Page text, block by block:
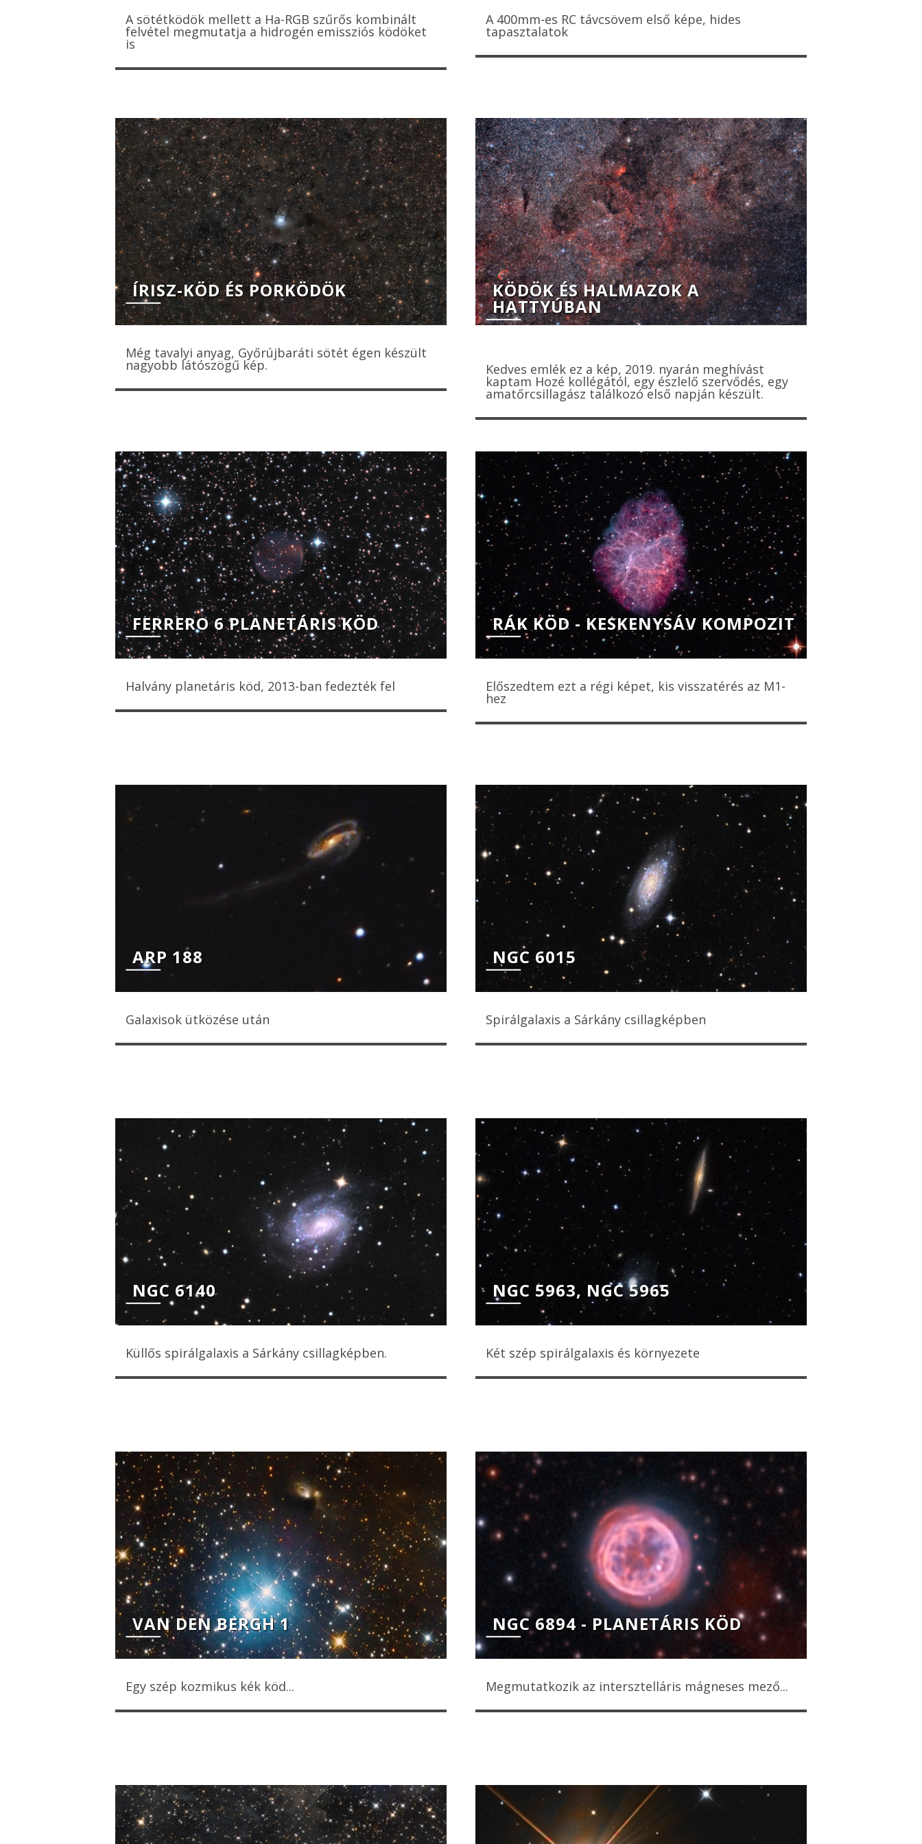
A sötétködök mellett a Ha-RGB szűrős kombinált
felvétel megmutatja a hidrogén emissziós ködöket
is
A 400mm-es RC távcsövem első képe, hides
tapasztalatok
ÍRISZ-KÖD ÉS PORKÖDÖK
Még tavalyi anyag, Győrújbaráti sötét égen készült
nagyobb látószögű kép.
KÖDÖK ÉS HALMAZOK A
HATTYÚBAN
Kedves emlék ez a kép, 2019. nyarán meghívást
kaptam Hozé kollégától, egy észlelő szervődés, egy
amatőrcsillagász találkozó első napján készült.
FERRERO 6 PLANETÁRIS KÖD
Halvány planetáris köd, 2013-ban fedezték fel
RÁK KÖD - KESKENYSÁV KOMPOZIT
Előszedtem ezt a régi képet, kis visszatérés az M1-
hez
ARP 188
Galaxisok ütközése után
NGC 6015
Spirálgalaxis a Sárkány csillagképben
NGC 6140
Küllős spirálgalaxis a Sárkány csillagképben.
NGC 5963, NGC 5965
Két szép spirálgalaxis és környezete
VAN DEN BERGH 1
Egy szép kozmikus kék köd...
NGC 6894 - PLANETÁRIS KÖD
Megmutatkozik az intersztelláris mágneses mező...